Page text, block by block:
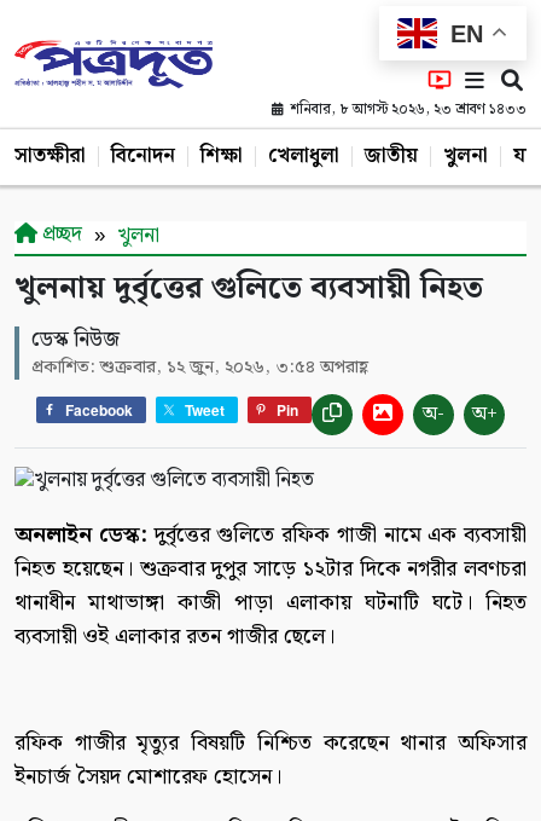
EN
শনিবার, ৮ আগস্ট ২০২৬, ২৩ শ্রাবণ ১৪৩৩
সাতক্ষীরা বিনোদন শিক্ষা খেলাধুলা জাতীয় খুলনা
প্রচ্ছদ খুলনা
খুলনায় দুর্বৃত্তের গুলিতে ব্যবসায়ী নিহত
ডেস্ক নিউজ
প্রকাশিত: শুক্রবার, ১২ জুন, ২০২৬, ৩:৫৪ অপরাহ্ণ
Facebook Tweet Pin অ- অ+
অনলাইন ডেস্ক: দুর্বৃত্তের গুলিতে রফিক গাজী নামে এক ব্যবসায়ী
নিহত হয়েছেন। শুক্রবার দুপুর সাড়ে ১২টার দিকে নগরীর লবণচরা
থানাধীন মাথাভাঙ্গা কাজী পাড়া এলাকায় ঘটনাটি ঘটে। নিহত
ব্যবসায়ী ওই এলাকার রতন গাজীর ছেলে।
রফিক গাজীর মৃত্যুর বিষয়টি নিশ্চিত করেছেন থানার অফিসার
ইনচার্জ সৈয়দ মোশারেফ হোসেন।